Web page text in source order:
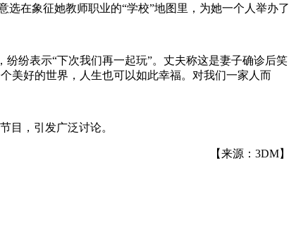
选在象征她教师职业的“学校”地图里，为她一个人举办了
纷表示“下次我们再一起玩”。丈夫称这是妻子确诊后笑
美好的世界，人生也可以如此幸福。对我们一家人而
目，引发广泛讨论。
【来源：3DM】